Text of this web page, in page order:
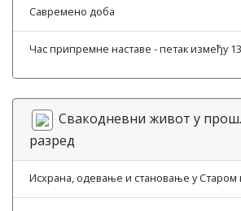
Савремено доба
Час припремне наставе - петак између
Свакодневни живот у
разред
Исхрана, одевање и становање у Старом